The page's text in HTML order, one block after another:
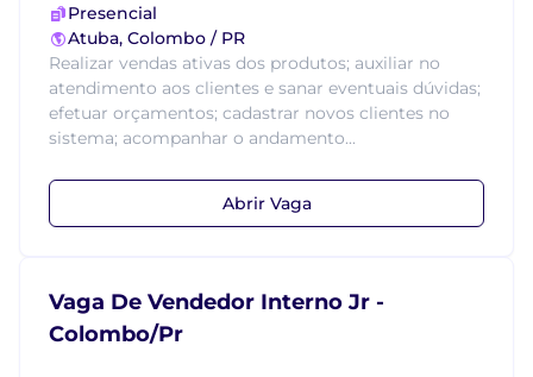
Presencial
Atuba, Colombo / PR
Realizar vendas ativas dos produtos; auxiliar no
atendimento aos clientes e sanar eventuais dúvidas;
efetuar orçamentos; cadastrar novos clientes no
sistema; acompanhar o andamento...
Abrir Vaga
Vaga De Vendedor Interno Jr -
Colombo/Pr